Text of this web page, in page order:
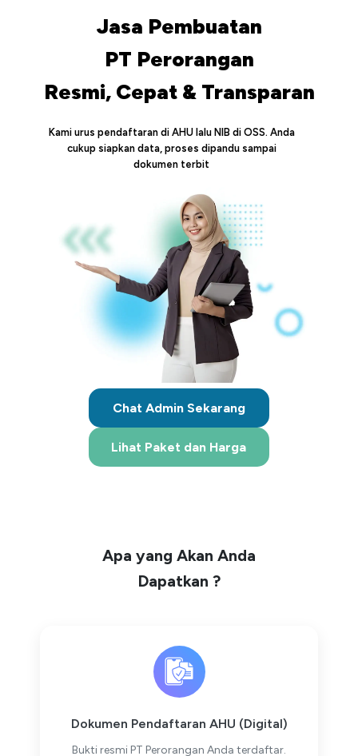
Jasa Pembuatan
PT Perorangan
Resmi, Cepat & Transparan
Kami urus pendaftaran di AHU lalu NIB di OSS. Anda
cukup siapkan data, proses dipandu sampai
dokumen terbit
Chat Admin Sekarang
Lihat Paket dan Harga
Apa yang Akan Anda
Dapatkan ?
Dokumen Pendaftaran AHU (Digital)
Bukti resmi PT Perorangan Anda terdaftar.